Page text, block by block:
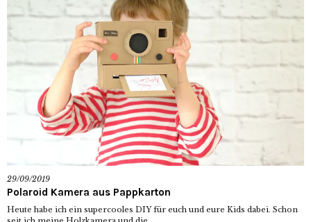
29/09/2019
Polaroid Kamera aus Pappkarton
Heute habe ich ein supercooles DIY für euch und eure Kids dabei. Schon